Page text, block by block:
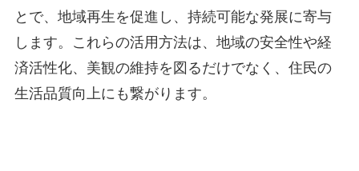
とで、地域再生を促進し、持続可能な発展に寄与
します。これらの活用方法は、地域の安全性や経
済活性化、美観の維持を図るだけでなく、住民の
生活品質向上にも繋がります。